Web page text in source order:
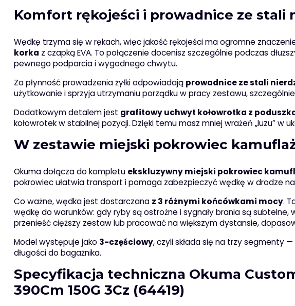
Komfort rękojeści i prowadnice ze stali
Wędkę trzyma się w rękach, więc jakość rękojeści ma ogromne
korka z czapką EVA. To połączenie docenisz szczególnie podczas
pewnego podparcia i wygodnego chwytu.
Za płynność prowadzenia żyłki odpowiadają prowadnice ze stali
użytkowanie i sprzyja utrzymaniu porządku w pracy zestawu,
Dodatkowym detalem jest grafitowy uchwyt kołowrotka z
kołowrotek w stabilnej pozycji. Dzięki temu masz mniej wrażeń „luzu” w
W zestawie miejski pokrowiec
Okuma dołącza do kompletu ekskluzywny miejski pokrowiec
pokrowiec ułatwia transport i pomaga zabezpieczyć wędkę w drodze
Co ważne, wędka jest dostarczana z 3 różnymi końcówkami mocy.
wędkę do warunków: gdy ryby są ostrożne i sygnały brania są
przenieść cięższy zestaw lub pracować na większym dystansie,
Model występuje jako 3-częściowy, czyli składa się na trzy segmenty
długości do bagażnika.
Specyfikacja techniczna Okuma
390Cm 150G 3Cz (64419)